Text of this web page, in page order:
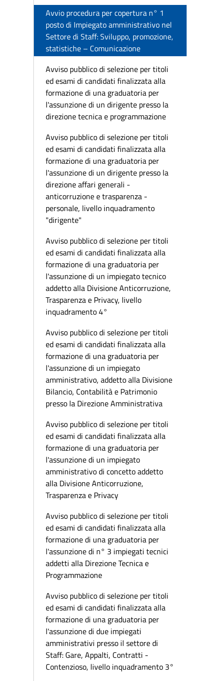
Avvio procedura per copertura n° 1
posto di Impiegato amministrativo nel
Settore di Staff: Sviluppo, promozione,
statistiche – Comunicazione
Avviso pubblico di selezione per titoli
ed esami di candidati finalizzata alla
formazione di una graduatoria per
l'assunzione di un dirigente presso la
direzione tecnica e programmazione
Avviso pubblico di selezione per titoli
ed esami di candidati finalizzata alla
formazione di una graduatoria per
l'assunzione di un dirigente presso la
direzione affari generali -
anticorruzione e trasparenza -
personale, livello inquadramento
"dirigente"
Avviso pubblico di selezione per titoli
ed esami di candidati finalizzata alla
formazione di una graduatoria per
l'assunzione di un impiegato tecnico
addetto alla Divisione Anticorruzione,
Trasparenza e Privacy, livello
inquadramento 4°
Avviso pubblico di selezione per titoli
ed esami di candidati finalizzata alla
formazione di una graduatoria per
l'assunzione di un impiegato
amministrativo, addetto alla Divisione
Bilancio, Contabilità e Patrimonio
presso la Direzione Amministrativa
Avviso pubblico di selezione per titoli
ed esami di candidati finalizzata alla
formazione di una graduatoria per
l'assunzione di un impiegato
amministrativo di concetto addetto
alla Divisione Anticorruzione,
Trasparenza e Privacy
Avviso pubblico di selezione per titoli
ed esami di candidati finalizzata alla
formazione di una graduatoria per
l'assunzione di n° 3 impiegati tecnici
addetti alla Direzione Tecnica e
Programmazione
Avviso pubblico di selezione per titoli
ed esami di candidati finalizzata alla
formazione di una graduatoria per
l'assunzione di due impiegati
amministrativi presso il settore di
Staff: Gare, Appalti, Contratti -
Contenzioso, livello inquadramento 3°